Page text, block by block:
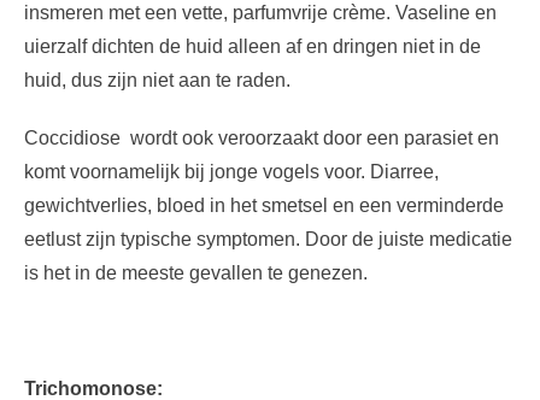
insmeren met een vette, parfumvrije crème. Vaseline en
uierzalf dichten de huid alleen af en dringen niet in de
huid, dus zijn niet aan te raden.
Coccidiose wordt ook veroorzaakt door een parasiet en
komt voornamelijk bij jonge vogels voor. Diarree,
gewichtverlies, bloed in het smetsel en een verminderde
eetlust zijn typische symptomen. Door de juiste medicatie
is het in de meeste gevallen te genezen.
Trichomonose: